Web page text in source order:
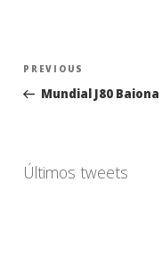
Navegación
entradas
Previous
Post
PREVIOUS
Mundial J80 Baiona
Últimos tweets